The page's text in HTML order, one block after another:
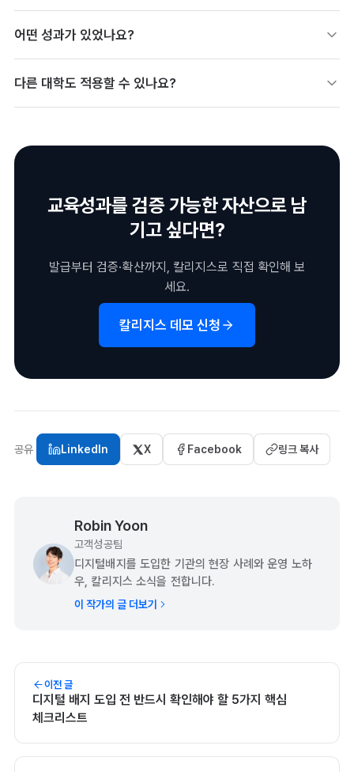
어떤 성과가 있었나요?
니다. 학생 참여 데이터를 확보해 프로그램 개선과 성과 보고에도
활용할 수 있습니다.
다른 대학도 적용할 수 있나요?
는 방식이 일반적입니다.
교육성과를 검증 가능한 자산으로 남
기고 싶다면?
발급부터 검증·확산까지, 칼리지스로 직접 확인해 보
세요.
칼리지스 데모 신청
공유 LinkedIn X Facebook 링크 복사
Robin Yoon
고객성공팀
디지털배지를 도입한 기관의 현장 사례와 운영 노하
우, 칼리지스 소식을 전합니다.
이 작가의 글 더보기
이전 글
디지털 배지 도입 전 반드시 확인해야 할 5가지 핵심
체크리스트